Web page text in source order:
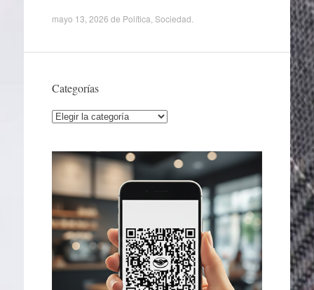
mayo 13, 2026 de Política Sociedad
Categorías
Categorías